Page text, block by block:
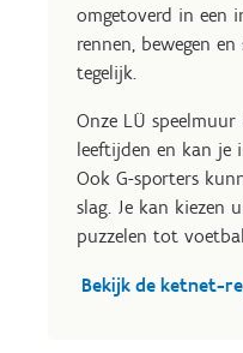
omgetoverd in een
rennen, bewegen
tegelijk.
Onze LÜ
leeftijden en kan je
Ook G-sporters
slag. Je kan kiezen
puzzelen tot
Bekijk de ketnet-